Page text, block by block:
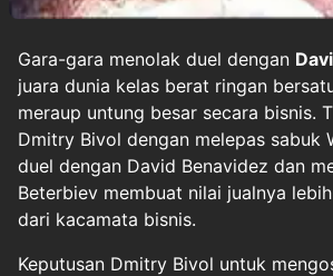
Gara-gara menolak duel dengan
juara dunia kelas berat ringan
meraup untung besar secara bisnis.
Dmitry Bivol dengan melepas sabuk
duel dengan David Benavidez dan
Beterbiev membuat nilai jualnya
dari kacamata bisnis.
Keputusan Dmitry Bivol untuk